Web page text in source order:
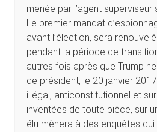
menée par l’agent
Le premier mandat
avant l’élection, sera
pendant la période de
autres fois après que Trump
de président, le 20 janvier
illégal, anticonstitutionnel et
inventées de toute pièce, sur
élu mènera à des enquêtes